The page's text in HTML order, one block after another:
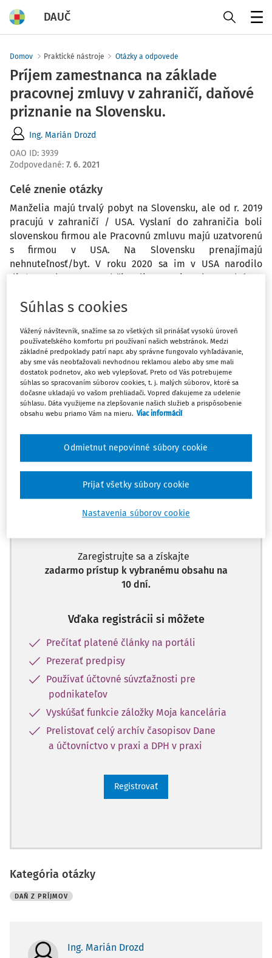
DAUČ
Domov Praktické nástroje Otázky a odpovede
Príjem zamestnanca na základe
pracovnej zmluvy v zahraničí, daňové
priznanie na Slovensku.
Ing. Marián Drozd
OAO ID: 3939
Zodpovedané: 7. 6. 2021
Celé znenie otázky
Manželia majú trvalý pobyt na Slovensku, ale od r. 2019
pracujú v zahraničí / USA. Vyslaní do zahraničia boli
slovenskou firmou ale Pracovnú zmluvu majú uzatvorenú
s firmou v USA. Na Slovensku prenajímajú
nehnuteľnosť/byt. V roku 2020 sa im v USA narodilo
dieťa. V roku 2019 sa zdržiavali na SK viac ako 183 dní, DP
boli v USA 365 dní, na SK majú len trvalý pobyt a
v USA alebo len zo SK, kde majú len príjem z prenájmu
nehnuteľnosti.
Odpoveď
Zatiaľ ste si prečítali len začiatok...
Celý dokument je len pre predplatiteľov.
Zaregistrujte sa a získajte
zadarmo prístup k vybranému obsahu na
10 dní.
Vďaka registrácii si môžete
Prečítať platené články na portáli
Prezerať predpisy
Používať účtovné súvzťažnosti pre
podnikateľov
Vyskúšať funkcie záložky Moja kancelária
Prelistovať celý archív časopisov Dane
a účtovníctvo v praxi a DPH v praxi
Registrovať
Kategória otázky
DAŇ Z PRÍJMOV
Ing. Marián Drozd
Súhlas s cookies
Vážený návštevník, snažíme sa zo všetkých síl prinášať vysokú úroveň
používateľského komfortu pri používaní našich webstránok. Medzi
základné predpoklady patrí napr. aby správne fungovalo vyhľadávanie,
aby sme vás neobťažovali nevhodnou reklamou alebo aby sme mali
dostatok podnetov, ako web vylepšovať. Preto od Vás potrebujeme
súhlas so spracovaním súborov cookies, t. j. malých súborov, ktoré sa
dočasne ukladajú vo vašom prehliadači. Vopred ďakujeme za udelenie
súhlasu. Dáta využijeme na zlepšovanie našich služieb a prispôsobenie
obsahu webu priamo Vám na mieru. Viac informácií
Nastavenia súborov cookie
Odmietnut nepovinné súbory cookie
Prijať všetky súbory cookie